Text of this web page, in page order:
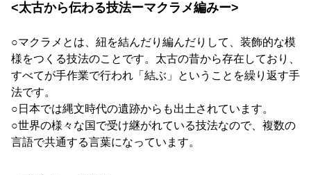
<太古から伝わる技法ーマクラメ編みー>
○マクラメとは、紐を結んだり編んだりして、装飾的な模
様をつくる技法のことです。太古の昔から存在しており、
すべてが手作業で行われ「結ぶ」ということを繰り返す手
法です。
○日本では縄文時代の遺跡からも出土されています。
○世界の様々な国で受け継がれている技法なので、複数の
言語で共通する言葉になっています。